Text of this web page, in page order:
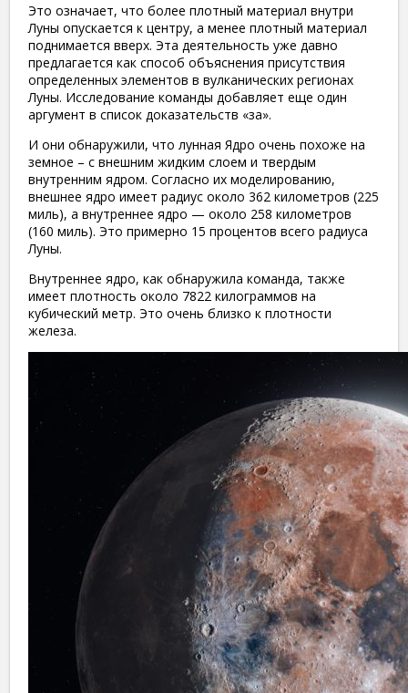
Это означает, что более плотный материал внутри
Луны опускается к центру, а менее плотный материал
поднимается вверх. Эта деятельность уже давно
предлагается как способ объяснения присутствия
определенных элементов в вулканических регионах
Луны. Исследование команды добавляет еще один
аргумент в список доказательств «за».
И они обнаружили, что лунная Ядро очень похоже на
земное – с внешним жидким слоем и твердым
внутренним ядром. Согласно их моделированию,
внешнее ядро ​​имеет радиус около 362 километров (225
миль), а внутреннее ядро ​​— около 258 километров
(160 миль). Это примерно 15 процентов всего радиуса
Луны.
Внутреннее ядро, как обнаружила команда, также
имеет плотность около 7822 килограммов на
кубический метр. Это очень близко к плотности
железа.